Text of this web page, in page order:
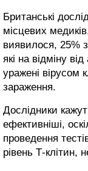
Британські
місцевих
виявилося, 25%
які на відміну
уражені вірусом
зараження.
Дослідники
ефективніші,
проведення
рівень Т-клітин,